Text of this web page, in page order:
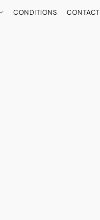
CONDITIONS CONTACT